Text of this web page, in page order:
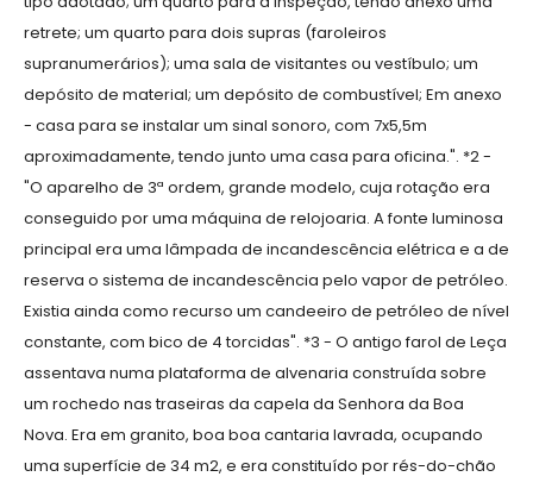
retrete; um quarto para dois supras (faroleiros
supranumerários); uma sala de visitantes ou vestíbulo; um
depósito de material; um depósito de combustível; Em anexo
- casa para se instalar um sinal sonoro, com 7x5,5m
aproximadamente, tendo junto uma casa para oficina.". *2 -
"O aparelho de 3ª ordem, grande modelo, cuja rotação era
conseguido por uma máquina de relojoaria. A fonte luminosa
principal era uma lâmpada de incandescência elétrica e a de
reserva o sistema de incandescência pelo vapor de petróleo.
Existia ainda como recurso um candeeiro de petróleo de nível
constante, com bico de 4 torcidas". *3 - O antigo farol de Leça
assentava numa plataforma de alvenaria construída sobre
um rochedo nas traseiras da capela da Senhora da Boa
Nova. Era em granito, boa boa cantaria lavrada, ocupando
uma superfície de 34 m2, e era constituído por rés-do-chão